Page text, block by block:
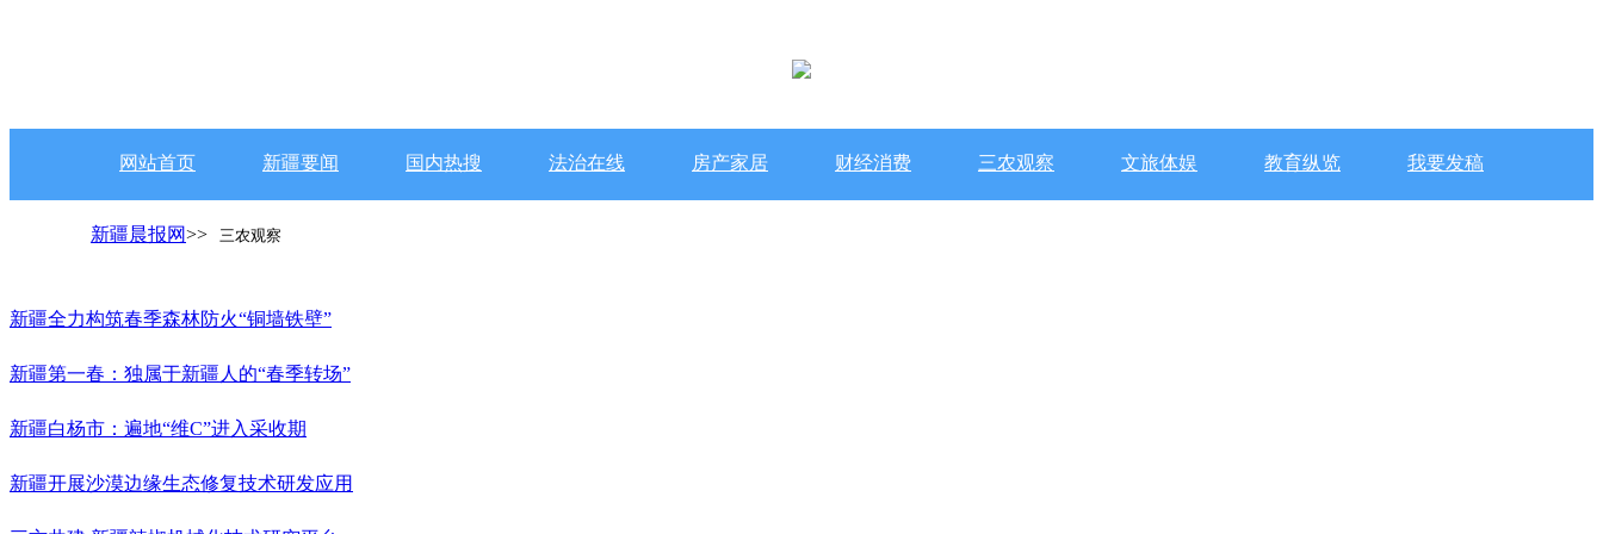
网站首页 新疆要闻 国内热搜 法治在线 房产家居 财经消费 三农观察 文旅体娱 教育纵览 我要发稿
新疆晨报网>> 三农观察
新疆全力构筑春季森林防火“铜墙铁壁”
新疆第一春：独属于新疆人的“春季转场”
新疆白杨市：遍地“维C”进入采收期
新疆开展沙漠边缘生态修复技术研发应用